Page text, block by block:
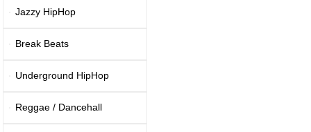
Jazzy HipHop
Break Beats
Underground HipHop
Reggae / Dancehall